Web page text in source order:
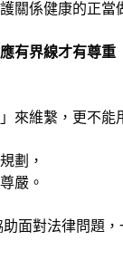
關係健康的正當
有界線才有尊重
來維繫，更不能
劃，
嚴。
面對法律問題，